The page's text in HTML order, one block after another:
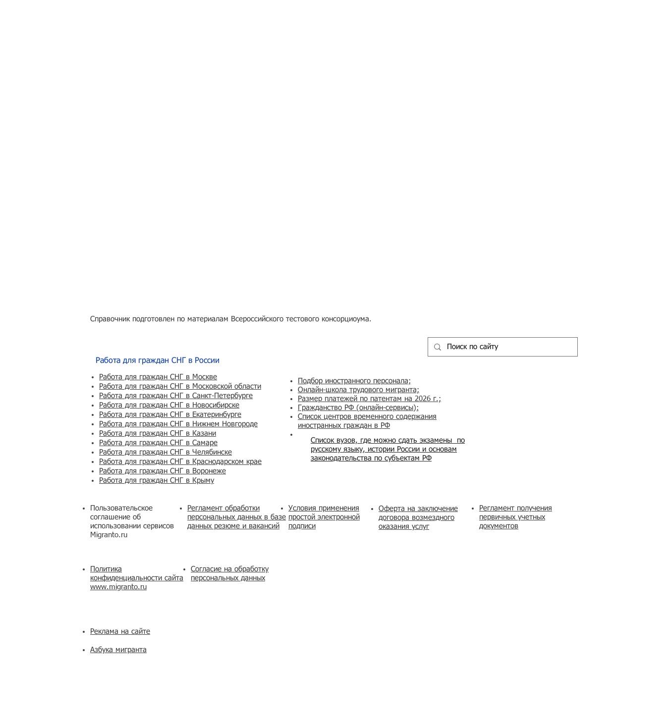
Справочник подготовлен по материалам Всероссийского тестового консорциоума.
Работа для граждан СНГ в России
Работа для граждан СНГ в Москве
Работа для граждан СНГ в Московской области
Работа для граждан СНГ в Санкт-Петербурге
Работа для граждан СНГ в Новосибирске
Работа для граждан СНГ в Екатеринбурге
Работа для граждан СНГ в Нижнем Новгороде
Работа для граждан СНГ в Казани
Работа для граждан СНГ в Самаре
Работа для граждан СНГ в Челябинске
Работа для граждан СНГ в Краснодарском крае
Работа для граждан СНГ в Воронеже
Работа для граждан СНГ в Крыму
Пользовательское
соглашение об
использовании сервисов
Migranto.ru
Регламент обработки
персональных данных в базе
данных резюме и вакансий
Политика
конфиденциальности сайта
www.migranto.ru
Согласие на обработку
персональных данных
Реклама на сайте
Азбука мигранта
Список вузов, где можно сдать экзамены по
русскому языку, истории России и основам
законодательства по субъектам РФ
Подбор иностранного персонала;
Онлайн-школа трудового мигранта;
Размер платежей по патентам на 2026 г.;
Гражданство РФ (онлайн-сервисы);
Список центров временного содержания
иностранных граждан в РФ
Условия применения
простой электронной
подписи
​Оферта на заключение
договора возмездного
оказания услуг
Регламент получения
первичных учетных
документов